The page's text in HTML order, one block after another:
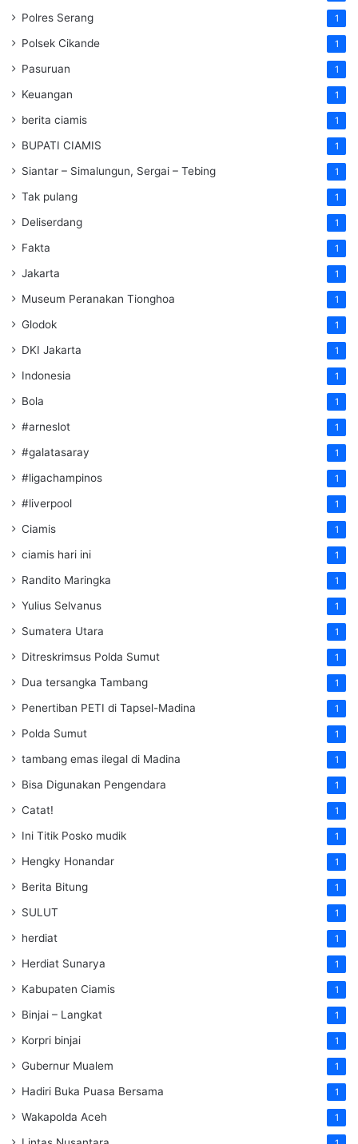
Polres Serang 1
Polsek Cikande 1
Pasuruan 1
Keuangan 1
berita ciamis 1
BUPATI CIAMIS 1
Siantar – Simalungun, Sergai – Tebing 1
Tak pulang 1
Deliserdang 1
Fakta 1
Jakarta 1
Museum Peranakan Tionghoa 1
Glodok 1
DKI Jakarta 1
Indonesia 1
Bola 1
#arneslot 1
#galatasaray 1
#ligachampinos 1
#liverpool 1
Ciamis 1
ciamis hari ini 1
Randito Maringka 1
Yulius Selvanus 1
Sumatera Utara 1
Ditreskrimsus Polda Sumut 1
Dua tersangka Tambang 1
Penertiban PETI di Tapsel-Madina 1
Polda Sumut 1
tambang emas ilegal di Madina 1
Bisa Digunakan Pengendara 1
Catat! 1
Ini Titik Posko mudik 1
Hengky Honandar 1
Berita Bitung 1
SULUT 1
herdiat 1
Herdiat Sunarya 1
Kabupaten Ciamis 1
Binjai – Langkat 1
Korpri binjai 1
Gubernur Mualem 1
Hadiri Buka Puasa Bersama 1
Wakapolda Aceh 1